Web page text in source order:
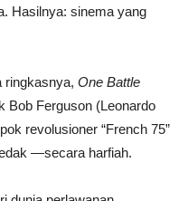
Hasilnya: sinema yang
ringkasnya, One Battle
Bob Ferguson (Leonardo
revolusioner “French 75”
—secara harfiah.